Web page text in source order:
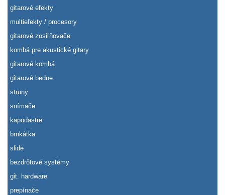
gitarové efekty
multiefekty / procesory
gitarové zosiľňovače
kombá pre akustické gitary
gitarové kombá
gitarové bedne
struny
snímače
kapodastre
brnkátka
slide
bezdrôtové systémy
git. hardware
prepínače